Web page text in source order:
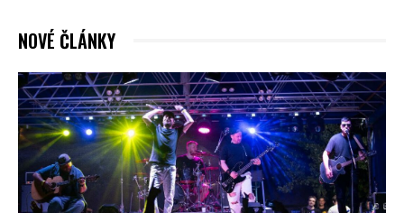
NOVÉ ČLÁNKY